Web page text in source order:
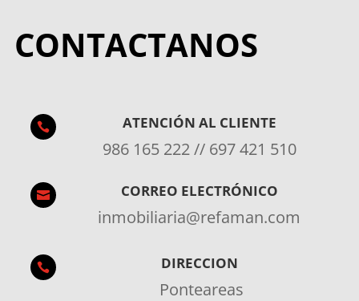
CONTACTANOS
 ATENCIÓN AL CLIENTE
986 165 222 // 697 421 510
 CORREO ELECTRÓNICO
inmobiliaria@refaman.com
 DIRECCION
Ponteareas